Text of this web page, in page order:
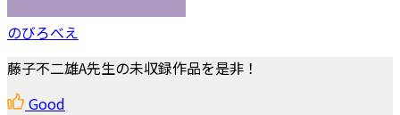
のびろべえ
藤子不二雄A先生の未収録作品を是非！
Good